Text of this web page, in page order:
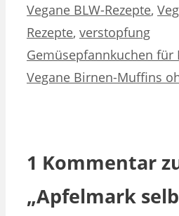
Vegane BLW-Rezepte,
Rezepte, verstopfung
Gemüsepfannkuchen für
Vegane Birnen-Muffins
1 Kommentar
„Apfelmark